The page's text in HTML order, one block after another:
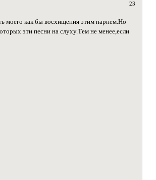
23
моего как бы восхищения этим парнем.Но
эти песни на слуху.Тем не менее,если